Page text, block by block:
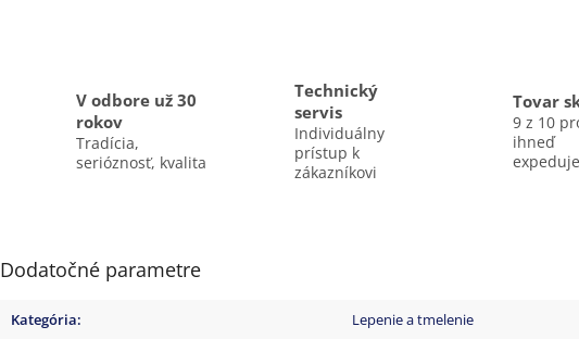
Technický
servis
Individuálny
prístup k
zákazníkovi
Tovar
9 z 10
ihneď
V odbore už 30
rokov
Tradícia,
serióznosť, kvalita
Dodatočné parametre
Kategória: Lepenie a tmelenie